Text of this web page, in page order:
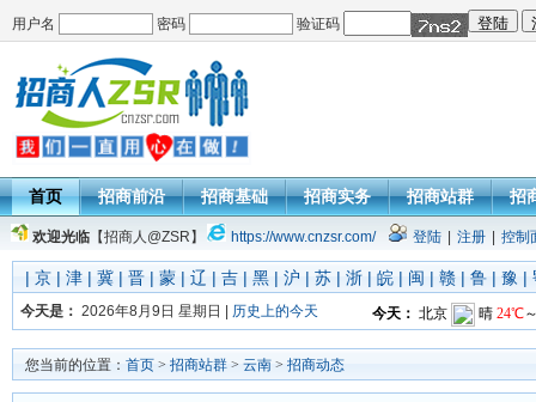
用户名 密码 验证码
首页 招商前沿 招商基础 招商实务 招商站群 招
欢迎光临 【招商人@ZSR】 https://www.cnzsr.com/ 登陆 注册 控制
| 京 | 津 | 冀 | 晋 | 蒙 | 辽 | 吉 | 黑 | 沪 | 苏 | 浙 | 皖 | 闽 | 赣 | 鲁 | 豫 |
今天是： 2026年8月9日 星期日 | 历史上的今天
您当前的位置： 首页 > 招商站群 > 云南 > 招商动态